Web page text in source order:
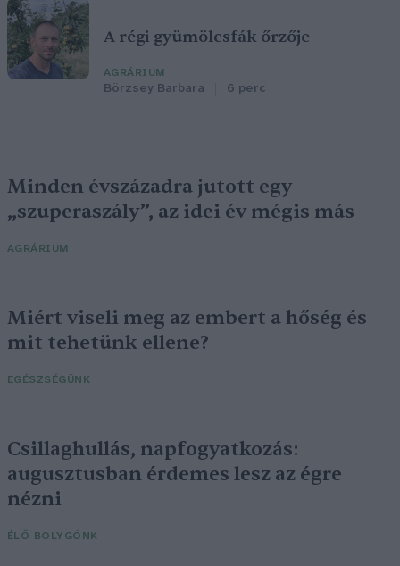
A régi gyümölcsfák őrzője
AGRÁRIUM
Börzsey Barbara 6 perc
Minden évszázadra jutott egy
„szuperaszály”, az idei év mégis más
AGRÁRIUM
Miért viseli meg az embert a hőség és
mit tehetünk ellene?
EGÉSZSÉGÜNK
Csillaghullás, napfogyatkozás:
augusztusban érdemes lesz az égre
nézni
ÉLŐ BOLYGÓNK